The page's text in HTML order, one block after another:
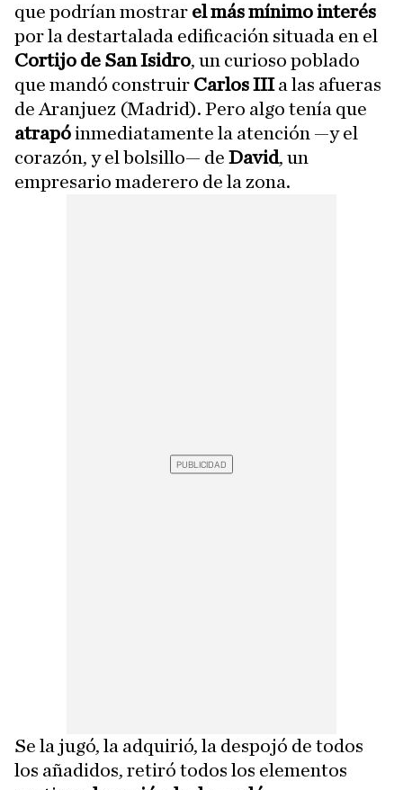
que podrían mostrar el más mínimo interés
por la destartalada edificación situada en el
Cortijo de San Isidro, un curioso poblado
que mandó construir Carlos IIIa las afueras
de Aranjuez (Madrid). Pero algo tenía que
atrapóinmediatamente la atención —y el
corazón, y el bolsillo— de David, un
empresario maderero de la zona.
Se la jugó, la adquirió, la despojó de todos
los añadidos, retiró todos los elementos